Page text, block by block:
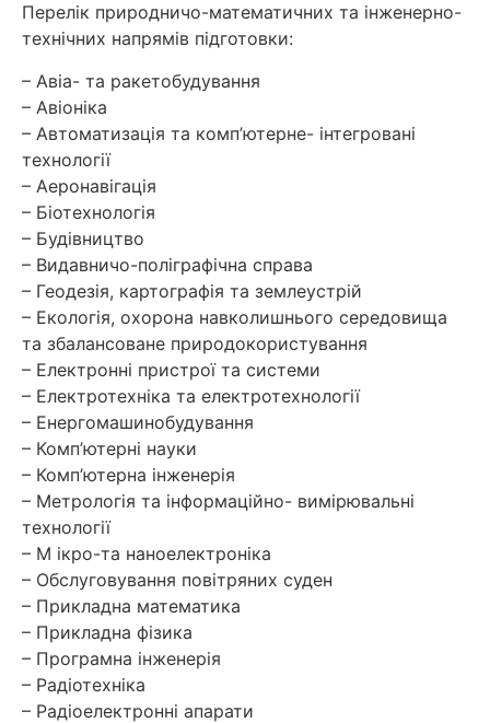
Перелік природничо-математичних та інженерно-
технічних напрямів підготовки:
– Авіа- та ракетобудування
– Авіоніка
– Автоматизація та комп’ютерне- інтегровані
технології
– Аеронавігація
– Біотехнологія
– Будівництво
– Видавничо-поліграфічна справа
– Геодезія, картографія та землеустрій
– Екологія, охорона навколишнього середовища
та збалансоване природокористування
– Електронні пристрої та системи
– Електротехніка та електротехнології
– Енергомашинобудування
– Комп’ютерні науки
– Комп’ютерна інженерія
– Метрологія та інформаційно- вимірювальні
технології
– М ікро-та наноелектроніка
– Обслуговування повітряних суден
– Прикладна математика
– Прикладна фізика
– Програмна інженерія
– Радіотехніка
– Радіоелектронні апарати